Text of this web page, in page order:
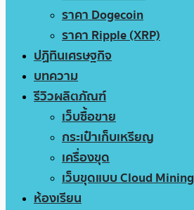
ราคา Dogecoin
ราคา Ripple (XRP)
ปฏิทินเศรษฐกิจ
บทความ
รีวิวผลิตภัณฑ์
เว็บซื้อขาย
กระเป๋าเก็บเหรียญ
เครื่องขุด
เว็บขุดแบบ Cloud Mining
ห้องเรียน